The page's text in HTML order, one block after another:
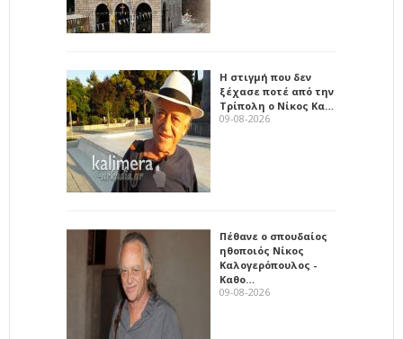
Η στιγμή που δεν
ξέχασε ποτέ από την
Τρίπολη ο Νίκος Κα…
09-08-2026
Πέθανε ο σπουδαίος
ηθοποιός Νίκος
Καλογερόπουλος -
Καθο…
09-08-2026